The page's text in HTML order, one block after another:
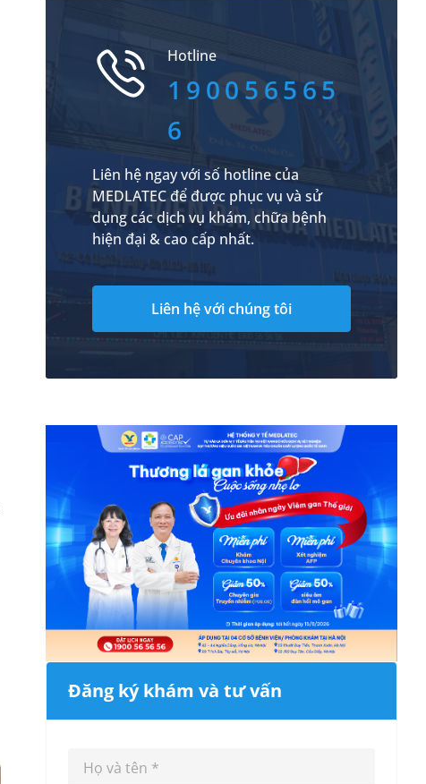
Hotline
190056565
6
Liên hệ ngay với số hotline của
MEDLATEC để được phục vụ và sử
dụng các dịch vụ khám, chữa bệnh
hiện đại & cao cấp nhất.
Liên hệ với chúng tôi
Đăng ký khám và tư vấn